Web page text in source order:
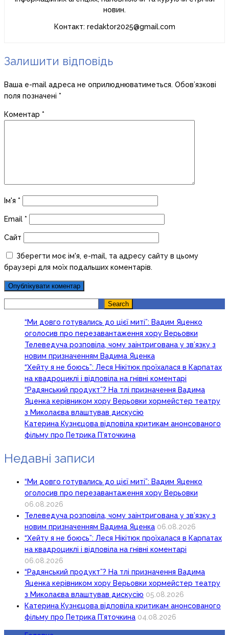
новин.
Контакт: redaktor2025@gmail.com
Залишити відповідь
Ваша e-mail адреса не оприлюднюватиметься. Обов’язкові
поля позначені *
Коментар *
Ім'я *
Email *
Сайт
Зберегти моє ім'я, e-mail, та адресу сайту в цьому
браузері для моїх подальших коментарів.
Search
“Ми довго готувались до цієї миті”: Вадим Яценко
оголосив про перезавантаження хору Верьовки
Телеведуча розповіла, чому заінтригована у зв’язку з
новим призначенням Вадима Яценка
“Хейту я не боюсь”: Леся Нікітюк проїхалася в Карпатах
на квадроциклі і відповіла на гнівні коментарі
“Радянський продукт”? На тлі призначення Вадима
Яценка керівником хору Верьовки хормейстер театру
з Миколаєва влаштував дискусію
Катерина Кузнєцова відповіла критикам анонсованого
фільму про Петрика П’яточкина
Недавні записи
“Ми довго готувались до цієї миті”: Вадим Яценко
оголосив про перезавантаження хору Верьовки
06.08.2026
Телеведуча розповіла, чому заінтригована у зв’язку з
новим призначенням Вадима Яценка 06.08.2026
“Хейту я не боюсь”: Леся Нікітюк проїхалася в Карпатах
на квадроциклі і відповіла на гнівні коментарі
06.08.2026
“Радянський продукт”? На тлі призначення Вадима
Яценка керівником хору Верьовки хормейстер театру
з Миколаєва влаштував дискусію 05.08.2026
Катерина Кузнєцова відповіла критикам анонсованого
фільму про Петрика П’яточкина 04.08.2026